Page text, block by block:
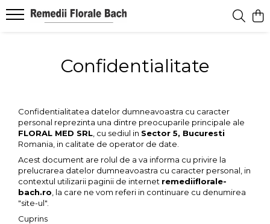
Confidentialitate
Confidentialitatea datelor dumneavoastra cu caracter
personal reprezinta una dintre preocuparile principale ale
FLORAL MED SRL , cu sediul in Sector 5, Bucuresti
Romania, in calitate de operator de date.
Acest document are rolul de a va informa cu privire la
prelucrarea datelor dumneavoastra cu caracter personal, in
contextul utilizarii paginii de internet remediiflorale-
bach.ro , la care ne vom referi in continuare cu denumirea
"site-ul".
Cuprins